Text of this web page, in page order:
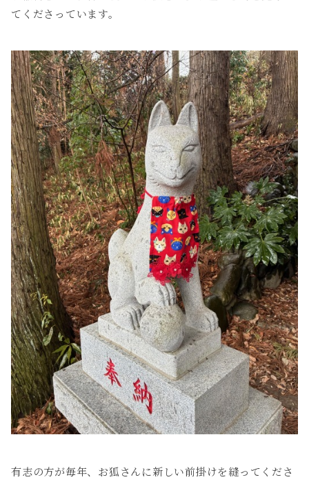
てくださっています。
有志の方が毎年、お狐さんに新しい前掛けを縫ってくださ